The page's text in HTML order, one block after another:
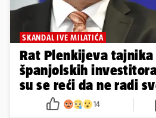
SKANDAL IVE MILATIĆA
Rat Plenkijeva
španjolskih
su se reći da ne radi
14